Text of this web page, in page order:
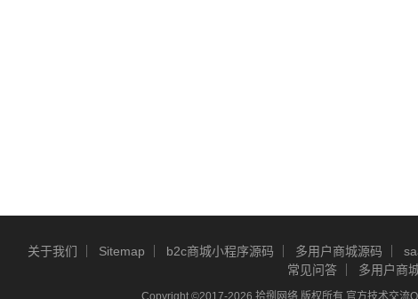
关于我们 Sitemap b2c商城小程序源码 多用户商城源码
常见问答
多用户商
Copyright ©2017-2026 拾捌网络 版权所有 官方技术交流